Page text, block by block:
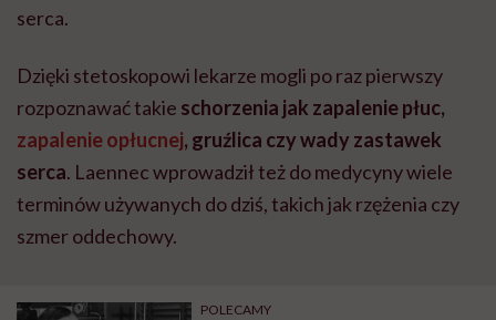
serca.
Dzięki stetoskopowi lekarze mogli po raz pierwszy
rozpoznawać takie schorzenia jak zapalenie płuc,
zapalenie opłucnej, gruźlica czy wady zastawek
serca. Laennec wprowadził też do medycyny wiele
terminów używanych do dziś, takich jak rzężenia czy
szmer oddechowy.
POLECAMY